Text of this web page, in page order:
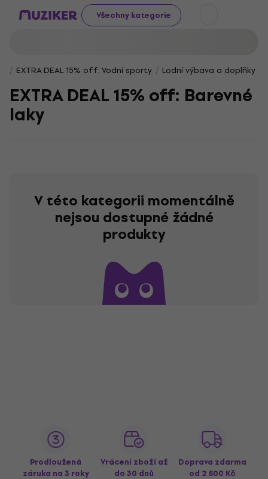
Všechny kategorie
EXTRA DEAL 15% off: Vodní sporty Lodní výbava a doplňky
EXTRA DEAL 15% off: Barevné
laky
V této kategorii momentálně
nejsou dostupné žádné
produkty
Prodloužená
záruka na 3 roky
Vrácení zboží až
do 30 dnů
Doprava zdarma
od 2 500 Kč